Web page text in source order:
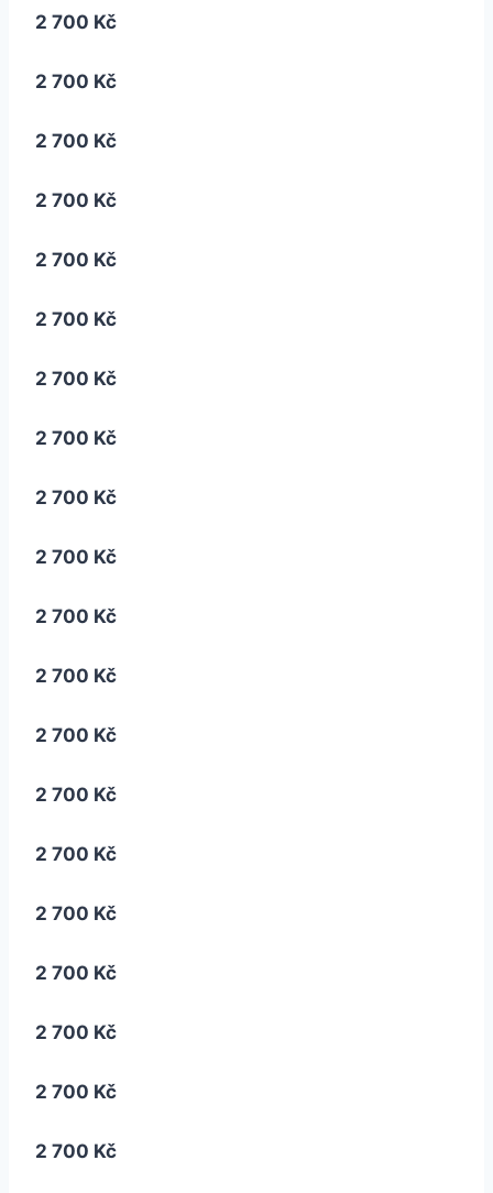
2 700 Kč
2 700 Kč
2 700 Kč
2 700 Kč
2 700 Kč
2 700 Kč
2 700 Kč
2 700 Kč
2 700 Kč
2 700 Kč
2 700 Kč
2 700 Kč
2 700 Kč
2 700 Kč
2 700 Kč
2 700 Kč
2 700 Kč
2 700 Kč
2 700 Kč
2 700 Kč